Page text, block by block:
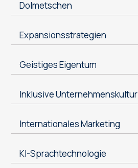
Dolmetschen
Expansionsstrategien
Geistiges Eigentum
Inklusive Unternehmenskultur
Internationales Marketing
KI-Sprachtechnologie